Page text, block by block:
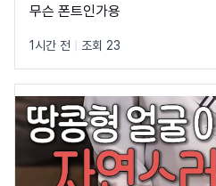
무슨 폰트인가용
1시간 전 조회 23